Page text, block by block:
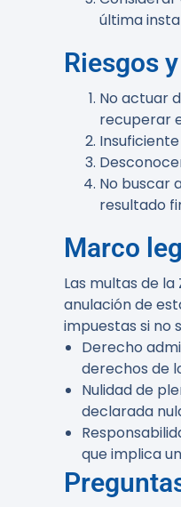
última
Riesgos
No actuar
recuperar
No buscar
resultado
Marco
Las multas de
anulación de
impuestas si no
Derecho
derechos de
Nulidad de
declarada
que implica